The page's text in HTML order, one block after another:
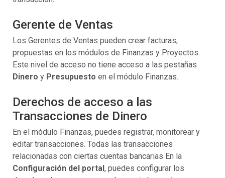
Gerente de Ventas
Los Gerentes de Ventas pueden crear facturas,
propuestas en los módulos de Finanzas y Proyectos.
Este nivel de acceso no tiene acceso a las pestañas
Dinero y Presupuesto en el módulo Finanzas.
Derechos de acceso a las
Transacciones de Dinero
En el módulo Finanzas, puedes registrar, monitorear y
editar transacciones. Todas las transacciones
relacionadas con ciertas cuentas bancarias En la
Configuración del portal, puedes configurar los